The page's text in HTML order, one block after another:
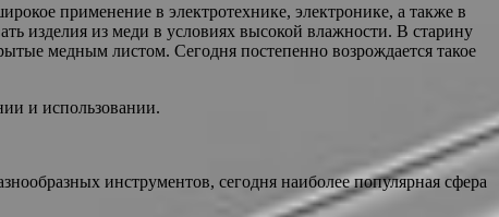
применение в электротехнике, электронике, а также в
изделия из меди в условиях высокой влажности. В старину
медным листом. Сегодня постепенно возрождается такое
и использовании.
инструментов, сегодня наиболее популярная сфера